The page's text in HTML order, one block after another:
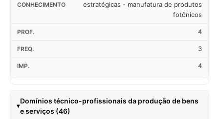
estratégicas - manufatura de produtos
fotônicos
4
3
4
Domínios técnico-profissionais da produção de bens
e serviços (46)